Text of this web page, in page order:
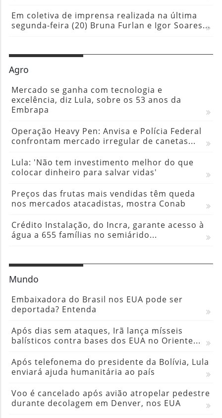
Em coletiva de imprensa realizada na última
segunda-feira (20) Bruna Furlan e Igor Soares...
Agro
Mercado se ganha com tecnologia e
excelência, diz Lula, sobre os 53 anos da
Embrapa
Operação Heavy Pen: Anvisa e Polícia Federal
confrontam mercado irregular de canetas...
Lula: 'Não tem investimento melhor do que
colocar dinheiro para salvar vidas'
Preços das frutas mais vendidas têm queda
nos mercados atacadistas, mostra Conab
Crédito Instalação, do Incra, garante acesso à
água a 655 famílias no semiárido...
Mundo
Embaixadora do Brasil nos EUA pode ser
deportada? Entenda
Após dias sem ataques, Irã lança mísseis
balísticos contra bases dos EUA no Oriente...
Após telefonema do presidente da Bolívia, Lula
enviará ajuda humanitária ao país
Voo é cancelado após avião atropelar pedestre
durante decolagem em Denver, nos EUA